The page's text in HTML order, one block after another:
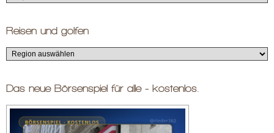
Reisen und golfen
Das neue Börsenspiel für alle - kostenlos.